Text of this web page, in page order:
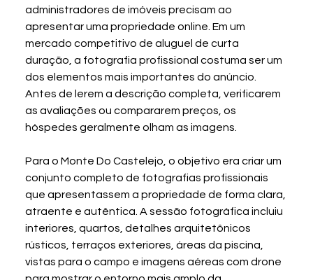
administradores de imóveis precisam ao
apresentar uma propriedade online. Em um
mercado competitivo de aluguel de curta
duração, a fotografia profissional costuma ser um
dos elementos mais importantes do anúncio.
Antes de lerem a descrição completa, verificarem
as avaliações ou compararem preços, os
hóspedes geralmente olham as imagens.
Para o Monte Do Castelejo, o objetivo era criar um
conjunto completo de fotografias profissionais
que apresentassem a propriedade de forma clara,
atraente e autêntica. A sessão fotográfica incluiu
interiores, quartos, detalhes arquitetônicos
rústicos, terraços exteriores, áreas da piscina,
vistas para o campo e imagens aéreas com drone